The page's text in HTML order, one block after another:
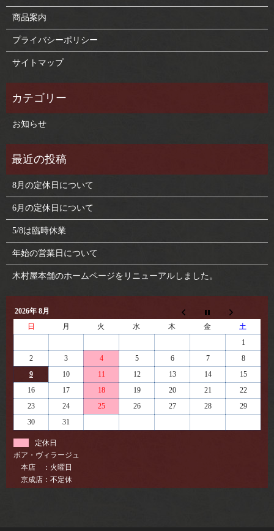
商品案内
プライバシーポリシー
サイトマップ
お知らせ
8月の定休日について
6月の定休日について
5/8は臨時休業
年始の営業日について
木村屋本舗のホームページをリニューアルしました。
2026年 8月
日
月 火 水 木 金
土
1
2
3 4 5 6 7
8
9
10 11 12 13 14
15
16
17 18 19 20 21
22
23
24 25 26 27 28
29
30
31
定休日
ボア・ヴィラージュ
本店 ：火曜日
京成店：不定休